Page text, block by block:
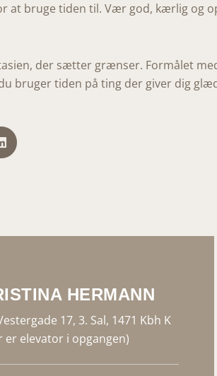
at bruge tiden til. Vær god, kærlig og
der sætter grænser. Formålet
bruger tiden på ting der giver dig
HERMANN
17, 3. Sal, 1471 Kbh K
er elevator i opgangen)